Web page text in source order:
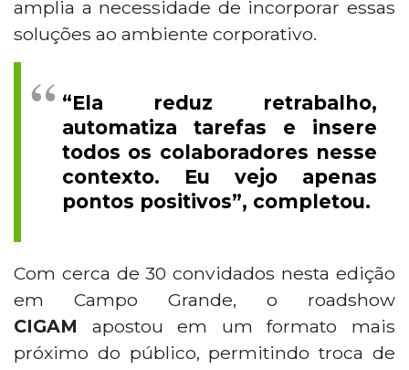
amplia a necessidade de incorporar essas
soluções ao ambiente corporativo.
“Ela reduz retrabalho,
automatiza tarefas e insere
todos os colaboradores nesse
contexto. Eu vejo apenas
pontos positivos”, completou.
Com cerca de 30 convidados nesta edição
em Campo Grande, o roadshow
CIGAM apostou em um formato mais
próximo do público, permitindo troca de